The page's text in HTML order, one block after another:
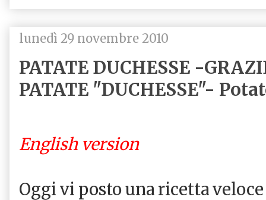
lunedì 29 novembre 2010
PATATE DUCHESSE -
PATATE "DUCHESSE"-
English version
Oggi vi posto una ricetta